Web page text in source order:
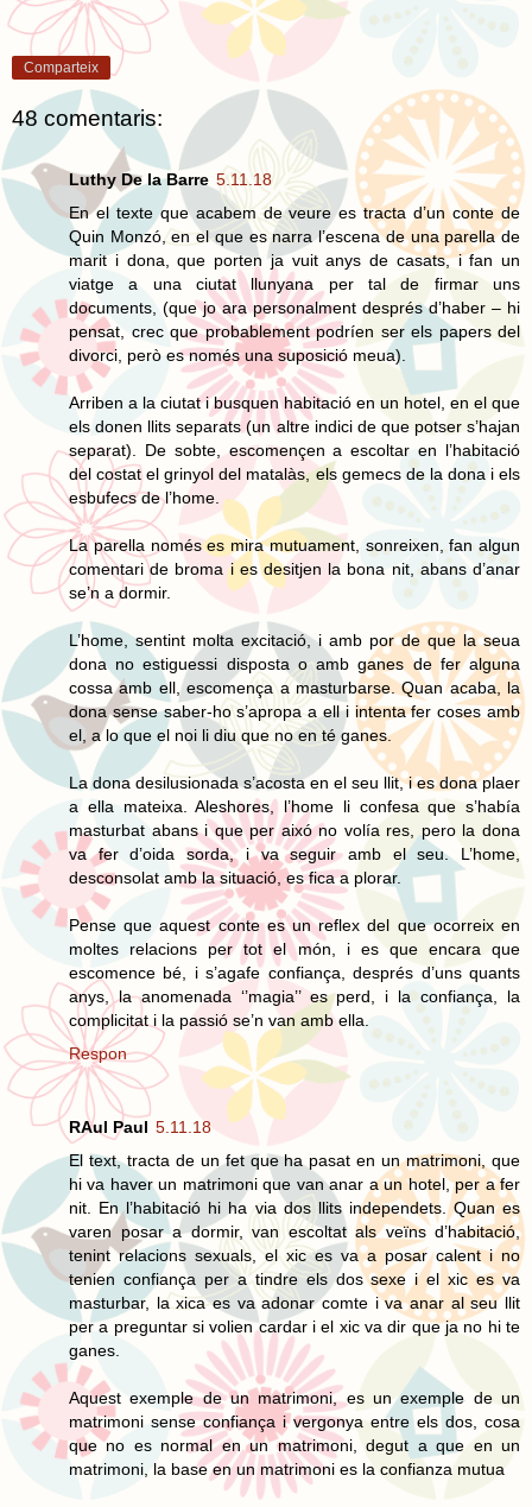
Comparteix
48 comentaris:
Luthy De la Barre 5.11.18
En el texte que acabem de veure es tracta d’un conte de
Quin Monzó, en el que es narra l’escena de una parella de
marit i dona, que porten ja vuit anys de casats, i fan un
viatge a una ciutat llunyana per tal de firmar uns
documents, (que jo ara personalment després d’haber – hi
pensat, crec que probablement podríen ser els papers del
divorci, però es només una suposició meua).
Arriben a la ciutat i busquen habitació en un hotel, en el que
els donen llits separats (un altre indici de que potser s’hajan
separat). De sobte, escomençen a escoltar en l’habitació
del costat el grinyol del matalàs, els gemecs de la dona i els
esbufecs de l’home.
La parella només es mira mutuament, sonreixen, fan algun
comentari de broma i es desitjen la bona nit, abans d’anar
se’n a dormir.
L’home, sentint molta excitació, i amb por de que la seua
dona no estiguessi disposta o amb ganes de fer alguna
cossa amb ell, escomença a masturbarse. Quan acaba, la
dona sense saber-ho s’apropa a ell i intenta fer coses amb
el, a lo que el noi li diu que no en té ganes.
La dona desilusionada s’acosta en el seu llit, i es dona plaer
a ella mateixa. Aleshores, l’home li confesa que s’había
masturbat abans i que per aixó no volía res, pero la dona
va fer d’oida sorda, i va seguir amb el seu. L’home,
desconsolat amb la situació, es fica a plorar.
Pense que aquest conte es un reflex del que ocorreix en
moltes relacions per tot el món, i es que encara que
escomence bé, i s’agafe confiança, després d’uns quants
anys, la anomenada ‘’magia’’ es perd, i la confiança, la
complicitat i la passió se’n van amb ella.
Respon
RAul Paul 5.11.18
El text, tracta de un fet que ha pasat en un matrimoni, que
hi va haver un matrimoni que van anar a un hotel, per a fer
nit. En l’habitació hi ha via dos llits independets. Quan es
varen posar a dormir, van escoltat als veïns d’habitació,
tenint relacions sexuals, el xic es va a posar calent i no
tenien confiança per a tindre els dos sexe i el xic es va
masturbar, la xica es va adonar comte i va anar al seu llit
per a preguntar si volien cardar i el xic va dir que ja no hi te
ganes.
Aquest exemple de un matrimoni, es un exemple de un
matrimoni sense confiança i vergonya entre els dos, cosa
que no es normal en un matrimoni, degut a que en un
matrimoni, la base en un matrimoni es la confianza mutua